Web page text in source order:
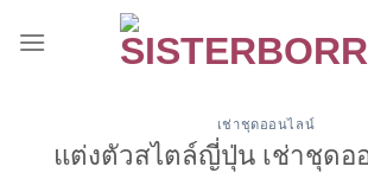
เช่าชุดออนไลน์
แต่งตัวสไตล์ญี่ปุ่น เช่าชุดอ